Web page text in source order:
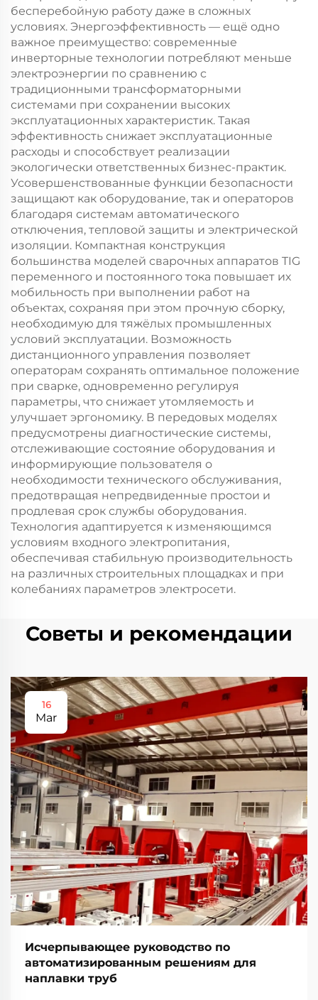
бесперебойную работу даже в сложных
условиях. Энергоэффективность — ещё одно
важное преимущество: современные
инверторные технологии потребляют меньше
электроэнергии по сравнению с
традиционными трансформаторными
системами при сохранении высоких
эксплуатационных характеристик. Такая
эффективность снижает эксплуатационные
расходы и способствует реализации
экологически ответственных бизнес-практик.
Усовершенствованные функции безопасности
защищают как оборудование, так и операторов
благодаря системам автоматического
отключения, тепловой защиты и электрической
изоляции. Компактная конструкция
большинства моделей сварочных аппаратов TIG
переменного и постоянного тока повышает их
мобильность при выполнении работ на
объектах, сохраняя при этом прочную сборку,
необходимую для тяжёлых промышленных
условий эксплуатации. Возможность
дистанционного управления позволяет
операторам сохранять оптимальное положение
при сварке, одновременно регулируя
параметры, что снижает утомляемость и
улучшает эргономику. В передовых моделях
предусмотрены диагностические системы,
отслеживающие состояние оборудования и
информирующие пользователя о
необходимости технического обслуживания,
предотвращая непредвиденные простои и
продлевая срок службы оборудования.
Технология адаптируется к изменяющимся
условиям входного электропитания,
обеспечивая стабильную производительность
на различных строительных площадках и при
колебаниях параметров электросети.
Советы и рекомендации
16
Mar
Исчерпывающее руководство по
автоматизированным решениям для
наплавки труб